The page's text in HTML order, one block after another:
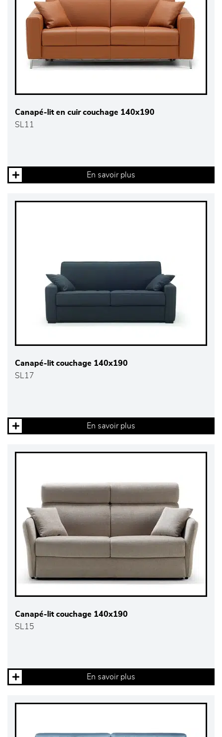
Canapé-lit en cuir couchage 140x190
SL11
En savoir plus
Canapé-lit couchage 140x190
SL17
En savoir plus
Canapé-lit couchage 140x190
SL15
En savoir plus